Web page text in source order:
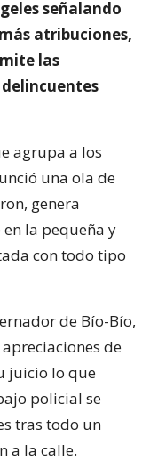
señalando
atribuciones,
las
agrupa a los
una ola de
genera
la pequeña y
con todo tipo
de Bío-Bío,
de
juicio lo que
policial se
tras todo un
a la calle.